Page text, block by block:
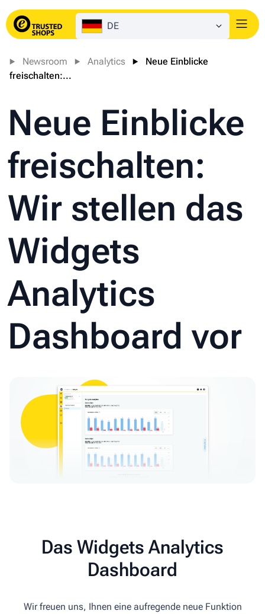
DE Login
Newsroom Analytics
Neue Einblicke
freischalten:...
Neue Einblicke
freischalten:
Wir stellen das
Widgets
Analytics
Dashboard vor
Das Widgets Analytics
Dashboard
Wir freuen uns, Ihnen eine aufregende neue Funktion